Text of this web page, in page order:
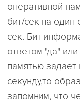
оперативной
бит/сек на один
сек. Бит
ответом "да"
памятью задает
секунду,то
запомним, что